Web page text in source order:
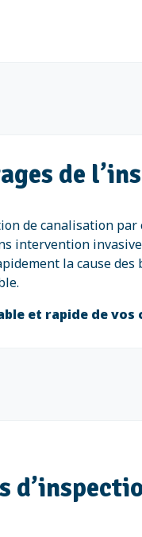
de
de canalisation
intervention
la cause
et rapide de vos